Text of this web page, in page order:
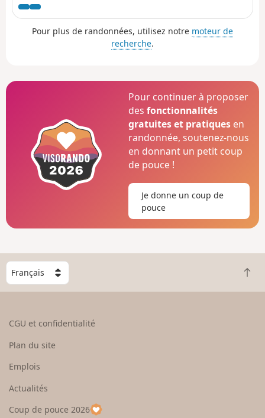
Pratiques Physique et Sportives. D'Est en Ouest via la
roche d' Aujoux, ces 170 m de dénivelé permettent de
tester les mollets de nos élèves.
Pour plus de randonnées, utilisez notre moteur de
recherche.
Pour continuer à proposer
desfonctionnalités
gratuites et pratiques en
randonnée, soutenez-nous
en donnant un petit coup
de pouce !
Je donne un coup de
pouce
C
h
o
e
u
p
R
e
CGU et confidentialité
Plan du site
Emplois
Actualités
Coup de pouce 2026